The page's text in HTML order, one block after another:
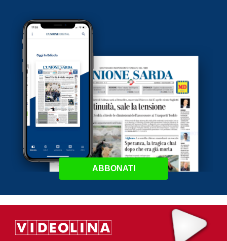
ABBONATI